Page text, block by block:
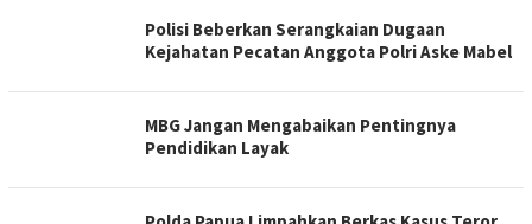
Polisi Beberkan Serangkaian Dugaan
Kejahatan Pecatan Anggota Polri Aske Mabel
MBG Jangan Mengabaikan Pentingnya
Pendidikan Layak